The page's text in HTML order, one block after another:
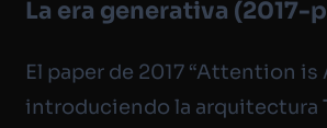
La era generativa (2017-
El paper de 2017 “Attention
introduciendo la arquitectura